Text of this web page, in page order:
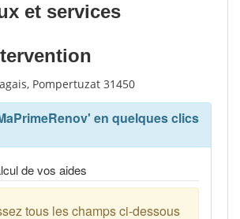
et services
Pompertuzat 31450